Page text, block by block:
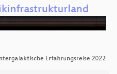
Erfahrungsreise 2022